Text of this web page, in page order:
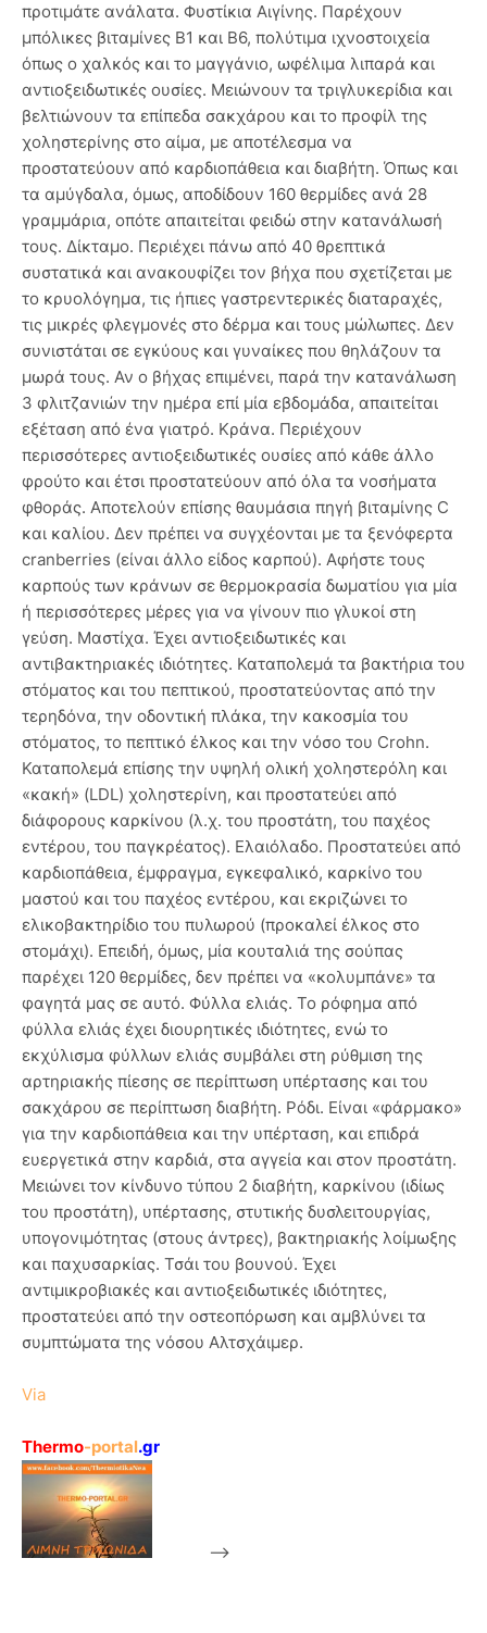
προτιμάτε ανάλατα. Φυστίκια Αιγίνης. Παρέχουν
μπόλικες βιταμίνες Β1 και Β6, πολύτιμα ιχνοστοιχεία
όπως ο χαλκός και το μαγγάνιο, ωφέλιμα λιπαρά και
αντιοξειδωτικές ουσίες. Μειώνουν τα τριγλυκερίδια και
βελτιώνουν τα επίπεδα σακχάρου και το προφίλ της
χοληστερίνης στο αίμα, με αποτέλεσμα να
προστατεύουν από καρδιοπάθεια και διαβήτη. Όπως και
τα αμύγδαλα, όμως, αποδίδουν 160 θερμίδες ανά 28
γραμμάρια, οπότε απαιτείται φειδώ στην κατανάλωσή
τους. Δίκταμο. Περιέχει πάνω από 40 θρεπτικά
συστατικά και ανακουφίζει τον βήχα που σχετίζεται με
το κρυολόγημα, τις ήπιες γαστρεντερικές διαταραχές,
τις μικρές φλεγμονές στο δέρμα και τους μώλωπες. Δεν
συνιστάται σε εγκύους και γυναίκες που θηλάζουν τα
μωρά τους. Αν ο βήχας επιμένει, παρά την κατανάλωση
3 φλιτζανιών την ημέρα επί μία εβδομάδα, απαιτείται
εξέταση από ένα γιατρό. Κράνα. Περιέχουν
περισσότερες αντιοξειδωτικές ουσίες από κάθε άλλο
φρούτο και έτσι προστατεύουν από όλα τα νοσήματα
φθοράς. Αποτελούν επίσης θαυμάσια πηγή βιταμίνης C
και καλίου. Δεν πρέπει να συγχέονται με τα ξενόφερτα
cranberries (είναι άλλο είδος καρπού). Αφήστε τους
καρπούς των κράνων σε θερμοκρασία δωματίου για μία
ή περισσότερες μέρες για να γίνουν πιο γλυκοί στη
γεύση. Μαστίχα. Έχει αντιοξειδωτικές και
αντιβακτηριακές ιδιότητες. Καταπολεμά τα βακτήρια του
στόματος και του πεπτικού, προστατεύοντας από την
τερηδόνα, την οδοντική πλάκα, την κακοσμία του
στόματος, το πεπτικό έλκος και την νόσο του Crohn.
Καταπολεμά επίσης την υψηλή ολική χοληστερόλη και
«κακή» (LDL) χοληστερίνη, και προστατεύει από
διάφορους καρκίνου (λ.χ. του προστάτη, του παχέος
εντέρου, του παγκρέατος). Ελαιόλαδο. Προστατεύει από
καρδιοπάθεια, έμφραγμα, εγκεφαλικό, καρκίνο του
μαστού και του παχέος εντέρου, και εκριζώνει το
ελικοβακτηρίδιο του πυλωρού (προκαλεί έλκος στο
στομάχι). Επειδή, όμως, μία κουταλιά της σούπας
παρέχει 120 θερμίδες, δεν πρέπει να «κολυμπάνε» τα
φαγητά μας σε αυτό. Φύλλα ελιάς. Το ρόφημα από
φύλλα ελιάς έχει διουρητικές ιδιότητες, ενώ το
εκχύλισμα φύλλων ελιάς συμβάλει στη ρύθμιση της
αρτηριακής πίεσης σε περίπτωση υπέρτασης και του
σακχάρου σε περίπτωση διαβήτη. Ρόδι. Είναι «φάρμακο»
για την καρδιοπάθεια και την υπέρταση, και επιδρά
ευεργετικά στην καρδιά, στα αγγεία και στον προστάτη.
Μειώνει τον κίνδυνο τύπου 2 διαβήτη, καρκίνου (ιδίως
του προστάτη), υπέρτασης, στυτικής δυσλειτουργίας,
υπογονιμότητας (στους άντρες), βακτηριακής λοίμωξης
και παχυσαρκίας. Τσάι του βουνού. Έχει
αντιμικροβιακές και αντιοξειδωτικές ιδιότητες,
προστατεύει από την οστεοπόρωση και αμβλύνει τα
συμπτώματα της νόσου Αλτσχάιμερ.
Via
Thermo-portal.gr
-->